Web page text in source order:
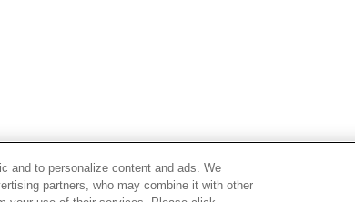
and to personalize content and ads. We
partners, who may combine it with other